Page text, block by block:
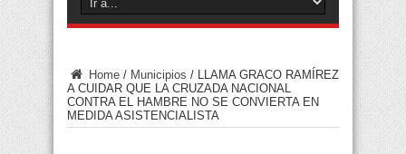
Home / Municipios / LLAMA GRACO RAMÍREZ
A CUIDAR QUE LA CRUZADA NACIONAL
CONTRA EL HAMBRE NO SE CONVIERTA EN
MEDIDA ASISTENCIALISTA